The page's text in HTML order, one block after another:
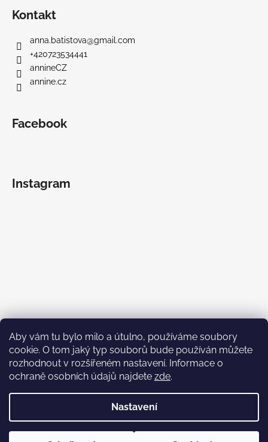
Aby vám tu bylo milo a útulno, používáme soubory
cookie. O tom jaký typ souborů bude používán můžete
rozhodnout v rozšířeném nastavení. Informace o
ochraně osobních údajů najdete zde.
Nastavení
Balíčky odesílám v úterý a v pátek. Pokud na svou objednávku
Kontakt
anna.batistova@gmail.com
+420723534441
annineCZ
annine.cz
Facebook
Instagram